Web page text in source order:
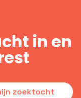
in en
zoektocht